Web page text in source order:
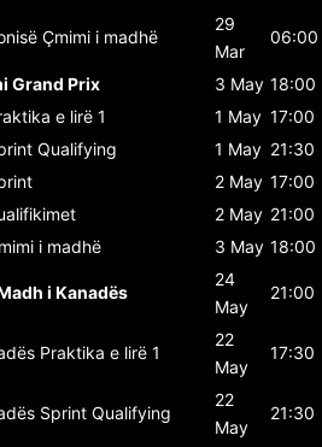
Çmimi i madhë
29
Mar
06:00
Grand Prix 3 May 18:00
e lirë 1 1 May 17:00
Qualifying 1 May 21:30
2 May 17:00
2 May 21:00
i madhë 3 May 18:00
i Kanadës
24
May
21:00
Praktika e lirë 1
22
May
17:30
Sprint Qualifying
22
May
21:30